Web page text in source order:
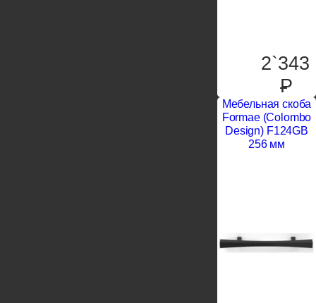
2`343
P
Мебельная скоба
Formae (Colombo
Design) F124GB
256 мм